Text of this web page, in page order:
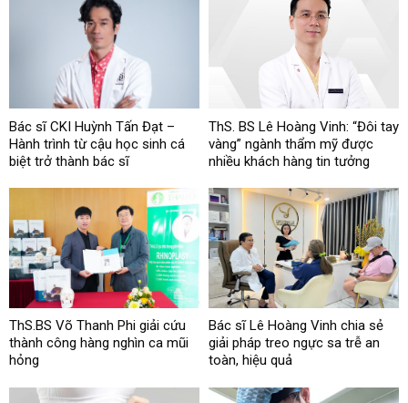
Bác sĩ CKI Huỳnh Tấn Đạt –
Hành trình từ cậu học sinh cá
biệt trở thành bác sĩ
ThS. BS Lê Hoàng Vinh: “Đôi tay
vàng” ngành thẩm mỹ được
nhiều khách hàng tin tưởng
ThS.BS Võ Thanh Phi giải cứu
thành công hàng nghìn ca mũi
hỏng
Bác sĩ Lê Hoàng Vinh chia sẻ
giải pháp treo ngực sa trễ an
toàn, hiệu quả